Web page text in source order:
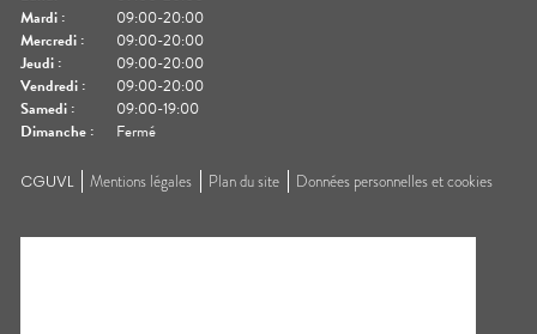
Mardi :
09:00-20:00
Mercredi :
09:00-20:00
Jeudi :
09:00-20:00
Vendredi :
09:00-20:00
Samedi :
09:00-19:00
Dimanche : Fermé
CGUVL Mentions légales Plan du site Données personnelles et cookies